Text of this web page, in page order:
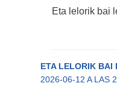
Eta lelorik bai
ETA LELORIK BAI
2026-06-12 A LAS